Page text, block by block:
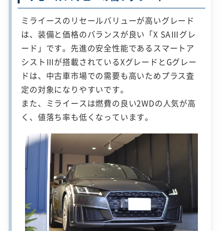
ミライースのリセールバリューが高いグレード
は、装備と価格のバランスが良い「X SAⅢグレ
ード」です。先進の安全性能であるスマートア
シストⅢが搭載されているXグレードとGグレー
ドは、中古車市場での需要も高いためプラス査
定の対象になりやすいです。
また、ミライースは燃費の良い2WDの人気が高
く、値落ち率も低くなっています。